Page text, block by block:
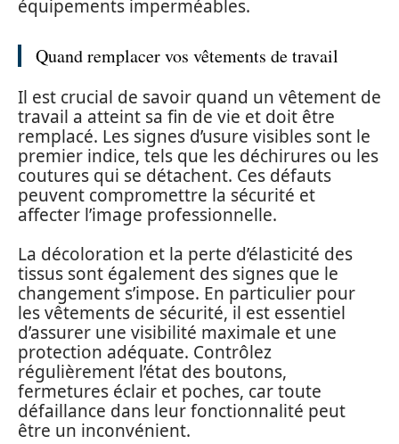
équipements imperméables.
Quand remplacer vos vêtements de travail
Il est crucial de savoir quand un vêtement de
travail a atteint sa fin de vie et doit être
remplacé. Les signes d’usure visibles sont le
premier indice, tels que les déchirures ou les
coutures qui se détachent. Ces défauts
peuvent compromettre la sécurité et
affecter l’image professionnelle.
La décoloration et la perte d’élasticité des
tissus sont également des signes que le
changement s’impose. En particulier pour
les vêtements de sécurité, il est essentiel
d’assurer une visibilité maximale et une
protection adéquate. Contrôlez
régulièrement l’état des boutons,
fermetures éclair et poches, car toute
défaillance dans leur fonctionnalité peut
être un inconvénient.